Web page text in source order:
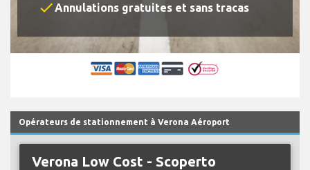
checkAnnulations gratuites et sans tracas
Opérateurs de stationnement à Verona Aéroport
Verona Low Cost - Scoperto